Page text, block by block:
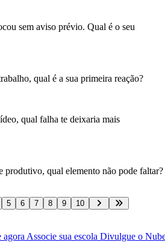
sem aviso prévio. Qual é o seu
qual é a sua primeira reação?
qual falha te deixaria mais
produtivo, qual elemento não pode faltar?
5 6 7 8 9 10
agora Associe sua escola Divulgue o